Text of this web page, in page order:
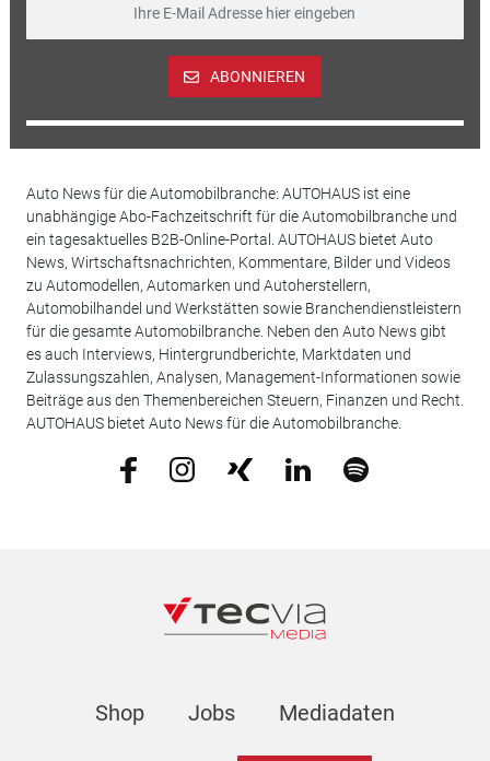
ABONNIEREN
Auto News für die Automobilbranche: AUTOHAUS ist eine
unabhängige Abo-Fachzeitschrift für die Automobilbranche und
ein tagesaktuelles B2B-Online-Portal. AUTOHAUS bietet Auto
News, Wirtschaftsnachrichten, Kommentare, Bilder und Videos
zu Automodellen, Automarken und Autoherstellern,
Automobilhandel und Werkstätten sowie Branchendienstleistern
für die gesamte Automobilbranche. Neben den Auto News gibt
es auch Interviews, Hintergrundberichte, Marktdaten und
Zulassungszahlen, Analysen, Management-Informationen sowie
Beiträge aus den Themenbereichen Steuern, Finanzen und Recht.
AUTOHAUS bietet Auto News für die Automobilbranche.
Shop Jobs Mediadaten